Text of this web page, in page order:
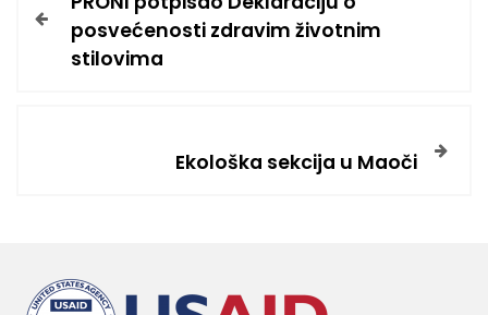
posvećenosti zdravim životnim
stilovima
Ekološka sekcija u Maoči